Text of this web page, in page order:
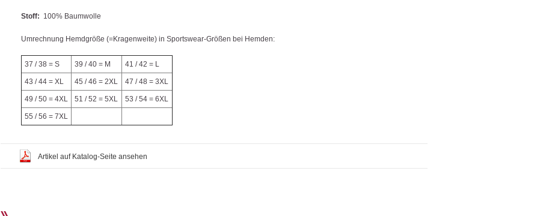
Stoff: 100% Baumwolle
Umrechnung Hemdgröße (=Kragenweite) in Sportswear-Größen bei Hemden:
37 / 38 = S 39 / 40 = M 41 / 42 = L
43 / 44 = XL 45 / 46 = 2XL 47 / 48 = 3XL
49 / 50 = 4XL 51 / 52 = 5XL 53 / 54 = 6XL
55 / 56 = 7XL
Artikel auf Katalog-Seite ansehen